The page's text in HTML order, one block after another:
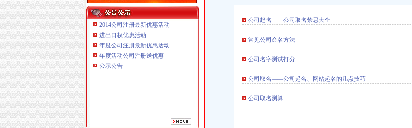
2014公司注册最新优惠活动
进出口权优惠活动
年度公司注册最新优惠活动
年度活动公司注册送优惠
公示公告
公司起名——公司取名禁忌大全
常见公司命名方法
公司名字测试打分
公司取名——公司起名、网站起名的几点技巧
公司取名测算